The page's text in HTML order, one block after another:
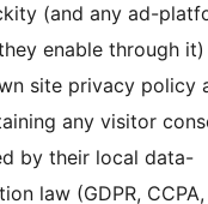
(and any ad-
enable through
site privacy policy
any visitor
by their local data-
law (GDPR,